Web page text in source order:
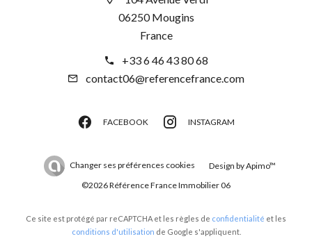
06250 Mougins
France
+33 6 46 43 80 68
contact06@referencefrance.com
FACEBOOK INSTAGRAM
Changer ses préférences cookies Design byApimo™
©2026 Référence France Immobilier 06
Ce site est protégé par reCAPTCHA et les règles de confidentialité et les
conditions d'utilisation de Google s'appliquent.